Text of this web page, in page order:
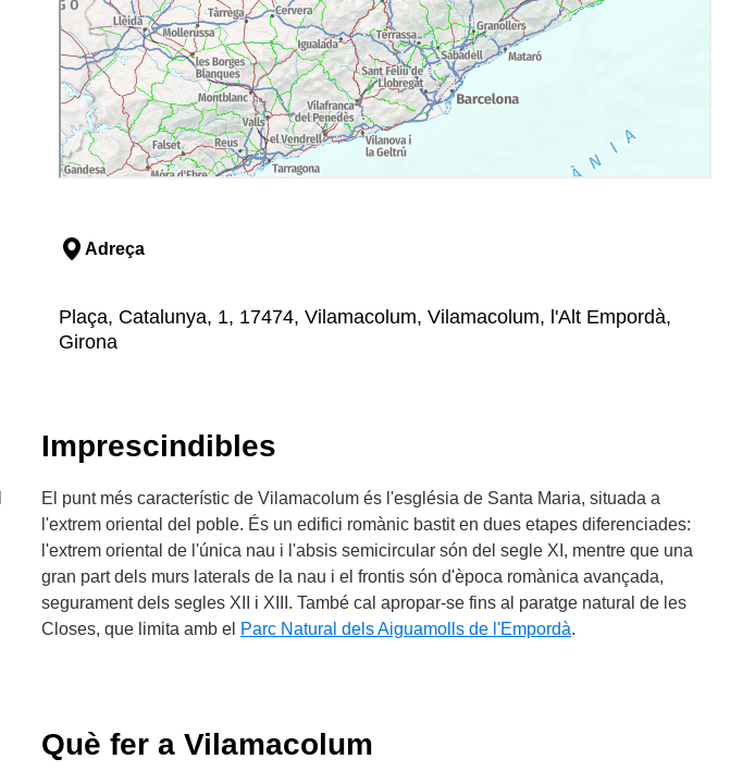
Adreça
Plaça, Catalunya, 1, 17474, Vilamacolum, Vilamacolum, l'Alt Empordà,
Girona
Imprescindibles
El punt més característic de Vilamacolum és l'església de Santa Maria, situada a
l'extrem oriental del poble. És un edifici romànic bastit en dues etapes diferenciades:
l'extrem oriental de l'única nau i l'absis semicircular són del segle XI, mentre que una
gran part dels murs laterals de la nau i el frontis són d'època romànica avançada,
segurament dels segles XII i XIII. També cal apropar-se fins al paratge natural de les
Closes, que limita amb el Parc Natural dels Aiguamolls de l'Empordà.
Què fer a Vilamacolum